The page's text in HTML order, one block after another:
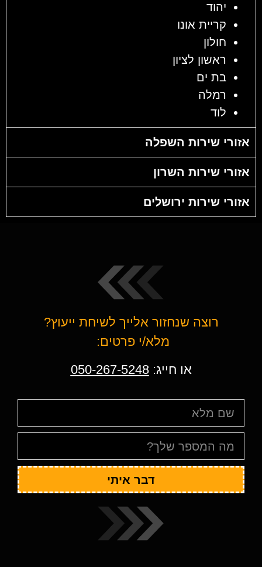
יהוד
קריית אונו
חולון
ראשון לציון
בת ים
רמלה
לוד
אזורי שירות השפלה
אזורי שירות השרון
אזורי שירות ירושלים
רוצה שנחזור אלייך לשיחת ייעוץ?
מלא/י פרטים:
או חייג:050-267-5248
דבר איתי